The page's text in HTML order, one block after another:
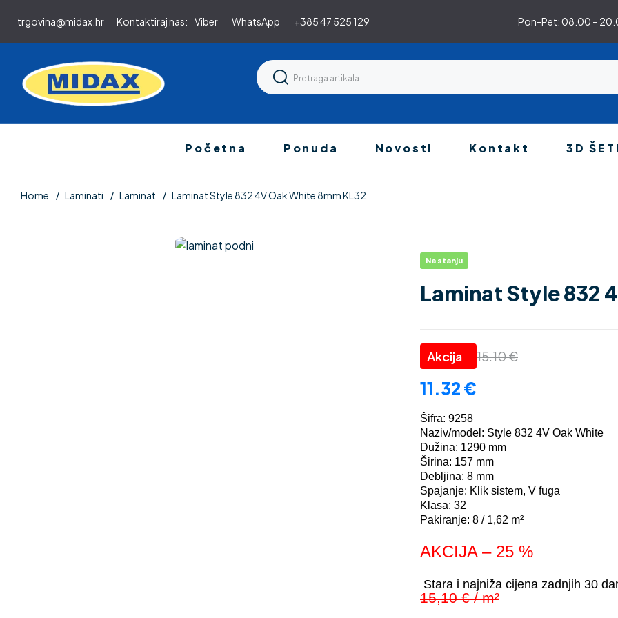
trgovina@midax.hr Kontaktiraj nas: Viber WhatsApp +385 47 525 129 Pon-Pet: 08.00 –
Početna Ponuda Novosti Kontakt 3D
Home Laminati Laminat Laminat Style 832 4V Oak White 8mm KL32
Na stanju
Laminat Style 832
15.10€
11.32 €
Šifra: 9258
Naziv/model: Style 832 4V Oak White
Dužina: 1290 mm
Širina: 157 mm
Debljina: 8 mm
Spajanje: Klik sistem, V fuga
Klasa: 32
Pakiranje: 8 / 1,62 m²
AKCIJA – 25 %
Stara i najniža cijena zadnjih 30
15,10 € / m²